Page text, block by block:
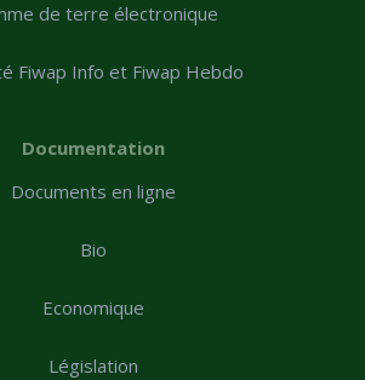
de terre électronique
Fiwap Info et Fiwap Hebdo
Documentation
Documents en ligne
Bio
Economique
Législation